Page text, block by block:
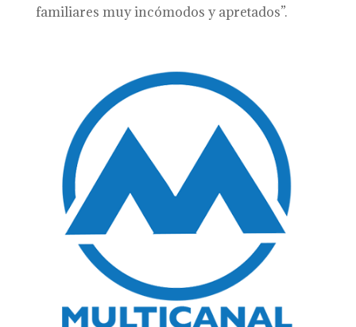
familiares muy incómodos y apretados”.